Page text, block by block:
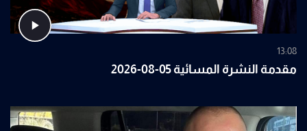
13:08
مقدمة النشرة المسائية 05-08-2026